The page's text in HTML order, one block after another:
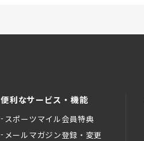
便利なサービス・機能
スポーツマイル会員特典
メールマガジン登録・変更